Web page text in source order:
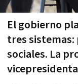
El gobierno
tres
sociales. La
vicepresidenta